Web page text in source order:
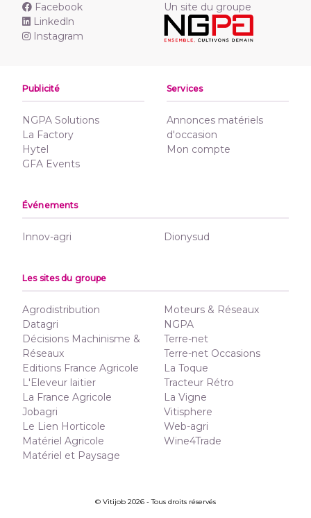
Facebook
Linkedln
Instagram
Un site du groupe
Publicité
NGPA Solutions
La Factory
Hytel
GFA Events
Services
Annonces matériels
d'occasion
Mon compte
Événements
Innov-agri Dionysud
Les sites du groupe
Agrodistribution
Datagri
Décisions Machinisme &
Réseaux
Editions France Agricole
L'Eleveur laitier
La France Agricole
Jobagri
Le Lien Horticole
Matériel Agricole
Matériel et Paysage
Moteurs & Réseaux
NGPA
Terre-net
Terre-net Occasions
La Toque
Tracteur Rétro
La Vigne
Vitisphere
Web-agri
Wine4Trade
© Vitijob 2026 - Tous droits réservés